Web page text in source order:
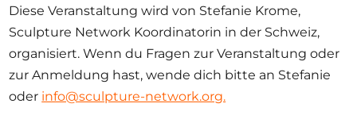
Diese Veranstaltung wird von Stefanie Krome,
Sculpture Network Koordinatorin in der Schweiz,
organisiert. Wenn du Fragen zur Veranstaltung oder
zur Anmeldung hast, wende dich bitte an Stefanie
oder info@sculpture-network.org.